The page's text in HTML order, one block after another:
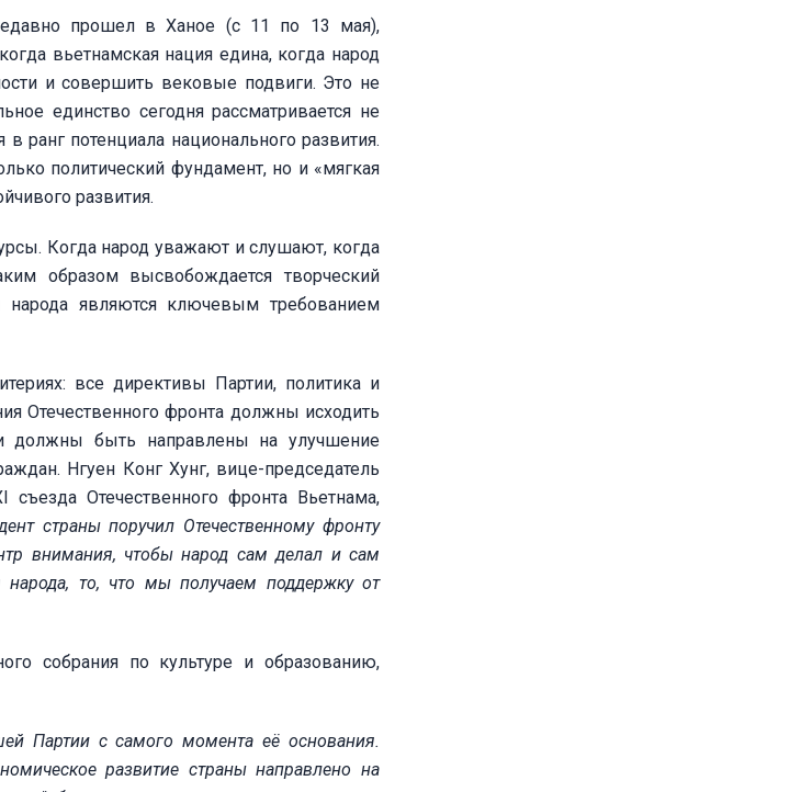
прошел в Ханое (с 11 по 13 мая),
вьетнамская нация едина, когда народ
и совершить вековые подвиги. Это не
единство сегодня рассматривается не
ранг потенциала национального развития.
политический фундамент, но и «мягкая
развития.
Когда народ уважают и слушают, когда
образом высвобождается творческий
народа являются ключевым требованием
все директивы Партии, политика и
Отечественного фронта должны исходить
должны быть направлены на улучшение
Нгуен Конг Хунг, вице-председатель
съезда Отечественного фронта Вьетнама,
страны поручил Отечественному фронту
внимания, чтобы народ сам делал и сам
народа, то, что мы получаем поддержку от
собрания по культуре и образованию,
Партии с самого момента её основания.
развитие страны направлено на